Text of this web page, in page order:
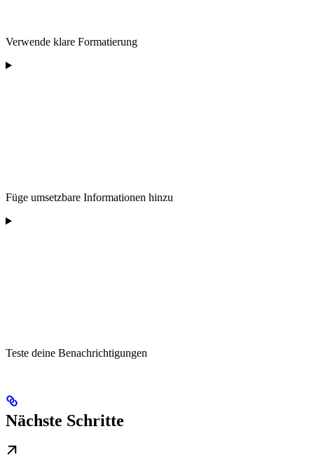
Verwende klare Formatierung
Füge umsetzbare Informationen hinzu
Teste deine Benachrichtigungen
Nächste Schritte